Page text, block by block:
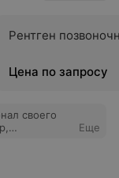
Рентген
Цена по запросу
своего
и
Еще